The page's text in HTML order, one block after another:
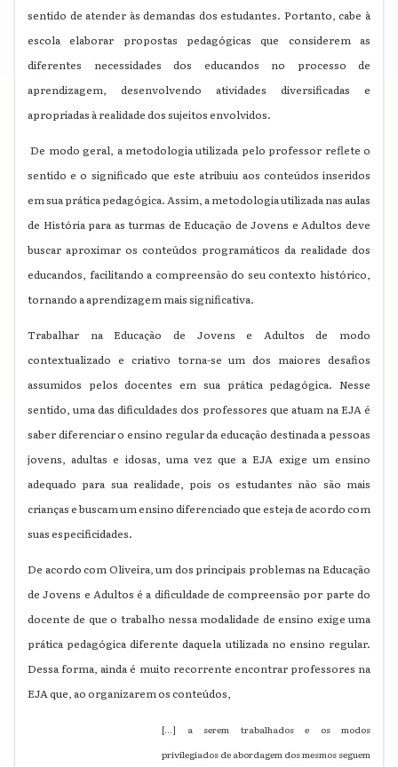
sentido de atender às demandas dos estudantes. Portanto, cabe à
escola elaborar propostas pedagógicas que considerem as
diferentes necessidades dos educandos no processo de
aprendizagem, desenvolvendo atividades diversificadas e
apropriadas à realidade dos sujeitos envolvidos.
De modo geral, a metodologia utilizada pelo professor reflete o
sentido e o significado que este atribuiu aos conteúdos inseridos
em sua prática pedagógica. Assim, a metodologia utilizada nas aulas
de História para as turmas de Educação de Jovens e Adultos deve
buscar aproximar os conteúdos programáticos da realidade dos
educandos, facilitando a compreensão do seu contexto histórico,
tornando a aprendizagem mais significativa.
Trabalhar na Educação de Jovens e Adultos de modo
contextualizado e criativo torna-se um dos maiores desafios
assumidos pelos docentes em sua prática pedagógica. Nesse
sentido, uma das dificuldades dos professores que atuam na EJA é
saber diferenciar o ensino regular da educação destinada a pessoas
jovens, adultas e idosas, uma vez que a EJA exige um ensino
adequado para sua realidade, pois os estudantes não são mais
crianças e buscam um ensino diferenciado que esteja de acordo com
suas especificidades.
De acordo com Oliveira, um dos principais problemas na Educação
de Jovens e Adultos é a dificuldade de compreensão por parte do
docente de que o trabalho nessa modalidade de ensino exige uma
prática pedagógica diferente daquela utilizada no ensino regular.
Dessa forma, ainda é muito recorrente encontrar professores na
EJA que, ao organizarem os conteúdos,
[...] a serem trabalhados e os modos
privilegiados de abordagem dos mesmos seguem